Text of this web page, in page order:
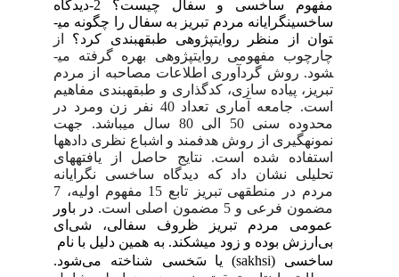
مفهوم ساخسی و سفال چیست؟ 2-دیدگاه
ساخسی­نگرایانه مردم تبریز به سفال را چگونه می­
توان از منظر روایت­پژوهی طبقه­بندی کرد؟از
چارچوب مفهومی روایت­پژوهی بهره گرفته می­
شود. روش گردآوری اطلاعات مصاحبه از مردم
تبریز، پیاده سازی، کدگذاری و طبقه­بندی مفاهیم
است. جامعه آماری تعداد 40 نفر زن ومرد در
محدوده سنی 50 الی 80 سال می­باشد. جهت
نمونه­گیری از روش هدفمند و اشباع نظری داده­ها
استفاده شده است. نتایج حاصل از یافته­های
تحلیلی نشان داد که دیدگاه ساخسی نگرایانه
مردم در منطقه­ی تبریز تابع15
مفهوم اولیه، 7
مضمون فرعی و 5 مضمون اصلی است.
در باور
عمومی مردم تبریز ظروف سفالی، شیای
ارزش بوده و زود می­شکند. به همین دلیل با نام
ساخسی (sakhsi ) یا سَخسی شناخته میشود.